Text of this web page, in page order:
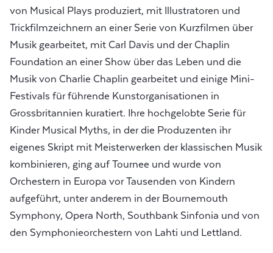
von Musical Plays produziert, mit Illustratoren und
Trickfilmzeichnern an einer Serie von Kurzfilmen über
Musik gearbeitet, mit Carl Davis und der Chaplin
Foundation an einer Show über das Leben und die
Musik von Charlie Chaplin gearbeitet und einige Mini-
Festivals für führende Kunstorganisationen in
Grossbritannien kuratiert. Ihre hochgelobte Serie für
Kinder Musical Myths, in der die Produzenten ihr
eigenes Skript mit Meisterwerken der klassischen Musik
kombinieren, ging auf Tournee und wurde von
Orchestern in Europa vor Tausenden von Kindern
aufgeführt, unter anderem in der Bournemouth
Symphony, Opera North, Southbank Sinfonia und von
den Symphonieorchestern von Lahti und Lettland.